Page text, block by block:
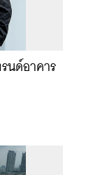
นด์อาคาร